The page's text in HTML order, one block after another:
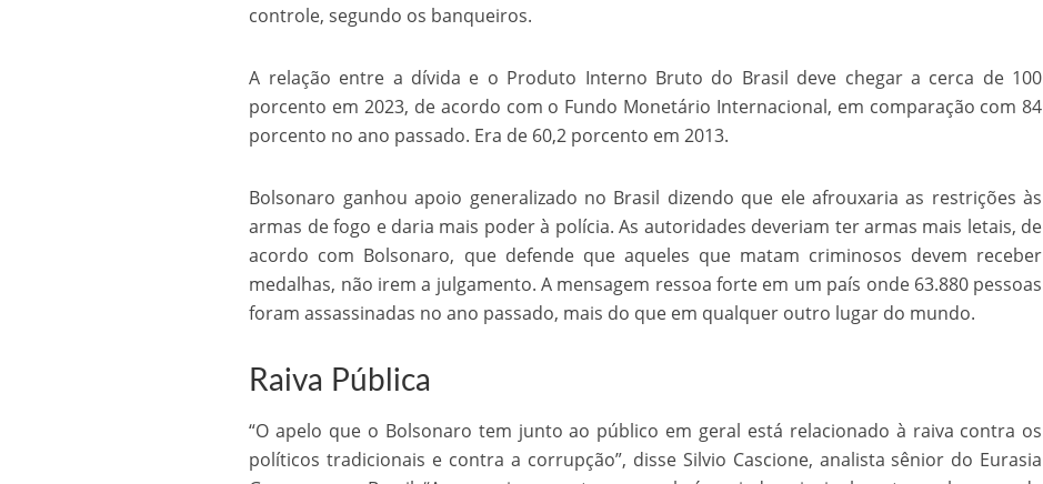
controle, segundo os banqueiros.
A relação entre a dívida e o Produto Interno Bruto do Brasil deve chegar a cerca de 100
porcento em 2023, de acordo com o Fundo Monetário Internacional, em comparação com 84
porcento no ano passado. Era de 60,2 porcento em 2013.
Bolsonaro ganhou apoio generalizado no Brasil dizendo que ele afrouxaria as restrições às
armas de fogo e daria mais poder à polícia. As autoridades deveriam ter armas mais letais, de
acordo com Bolsonaro, que defende que aqueles que matam criminosos devem receber
medalhas, não irem a julgamento. A mensagem ressoa forte em um país onde 63.880 pessoas
foram assassinadas no ano passado, mais do que em qualquer outro lugar do mundo.
Raiva Pública
“O apelo que o Bolsonaro tem junto ao público em geral está relacionado à raiva contra os
políticos tradicionais e contra a corrupção”, disse Silvio Cascione, analista sênior do Eurasia